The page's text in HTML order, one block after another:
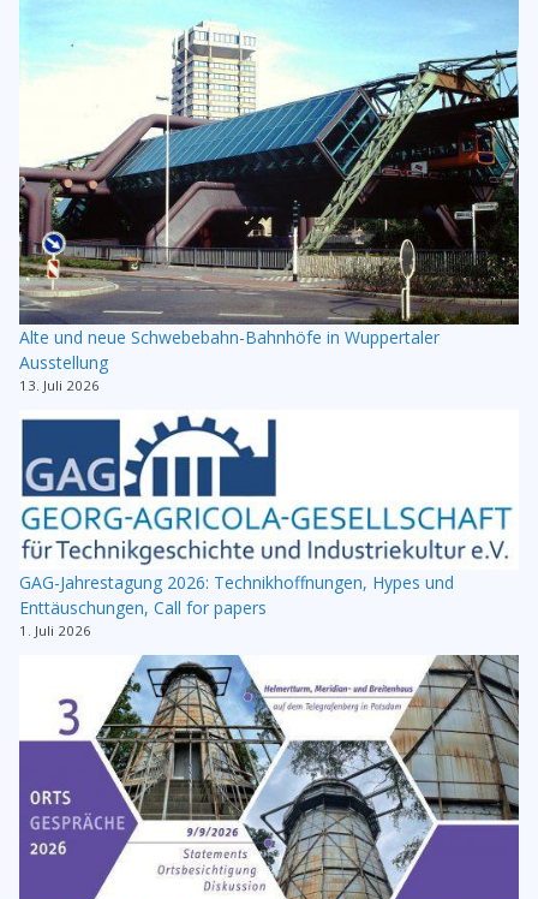
Alte und neue Schwebebahn-Bahnhöfe in Wuppertaler
Ausstellung
13. Juli 2026
GAG-Jahrestagung 2026: Technikhoffnungen, Hypes und
Enttäuschungen, Call for papers
1. Juli 2026